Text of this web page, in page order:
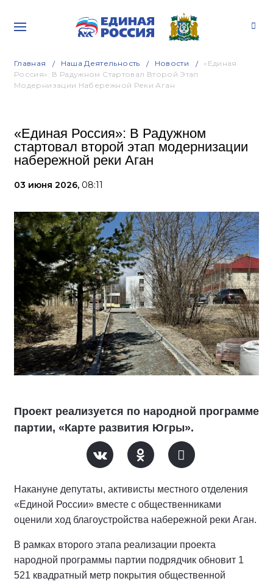
Главная Наша Деятельность Новости
«Единая
Россия»: В Радужном Стартовал Второй Этап
Модернизации Набережной Реки Аган
«Единая Россия»: В Радужном
стартовал второй этап модернизации
набережной реки Аган
03 июня 2026, 08:11
Проект реализуется по народной программе
партии, «Карте развития Югры».
Накануне депутаты, активисты местного отделения
«Единой России» вместе с общественниками
оценили ход благоустройства набережной реки Аган.
В рамках второго этапа реализации проекта
народной программы партии подрядчик обновит 1
521 квадратный метр покрытия общественной